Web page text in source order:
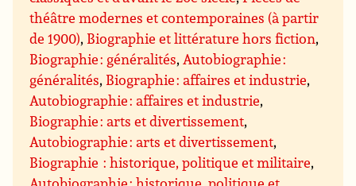
théâtre modernes et contemporaines (à partir
de 1900), Biographie et littérature hors fiction,
Biographie : généralités,Autobiographie :
généralités, Biographie : affaires et industrie,
Autobiographie : affaires et industrie,
Biographie : arts et divertissement,
Autobiographie : arts et divertissement,
Biographie : historique, politique et militaire,